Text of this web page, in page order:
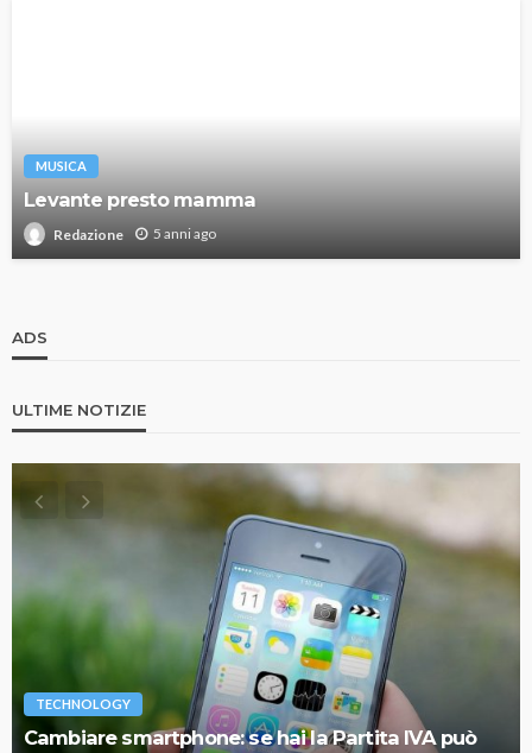
MUSICA
Levante presto mamma
Redazione 5 anni ago
ADS
ULTIME NOTIZIE
TECHNOLOGY
Cambiare smartphone: se hai la Partita IVA può